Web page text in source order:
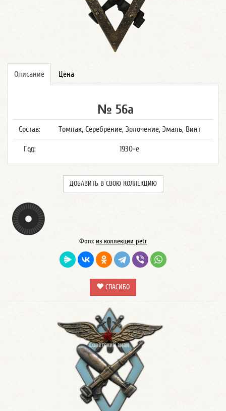
Описание Цена
№ 56а
Состав: Томпак, Серебрение, Золочение, Эмаль, Винт
Год: 1930-е
ДОБАВИТЬ В СВОЮ КОЛЛЕКЦИЮ
Фото: из коллекции petr
СПАСИБО